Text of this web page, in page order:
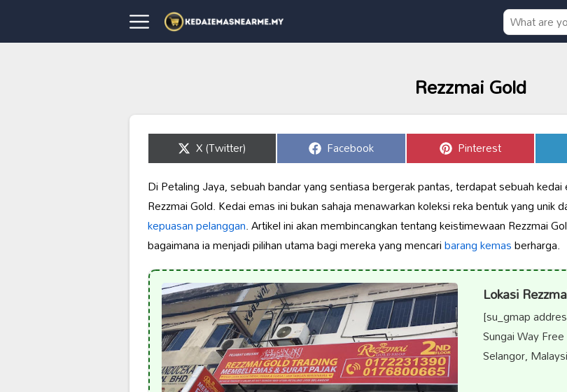
Rezzmai Gold
Share
on
X (Twitter) Share
on
Facebook Share
on
Pinterest
Di Petaling Jaya, sebuah bandar yang sentiasa bergerak pantas, terdapat sebuah
Rezzmai Gold. Kedai emas ini bukan sahaja menawarkan koleksi reka bentuk yang unik
kepuasan pelanggan. Artikel ini akan membincangkan tentang keistimewaan Rezzmai
bagaimana ia menjadi pilihan utama bagi mereka yang mencaribarang kemasberharga.
Lokasi
[su_gmap
Sungai Way
Selangor,